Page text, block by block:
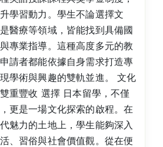
學習動力。學生不論選擇文
醫療等領域，皆能找到具備國
專業指導。這種高度多元的教
請者都能依據自身需求打造專
學術與興趣的雙軌並進。 文化
重豐收 選擇 日本留學，不僅
更是一場文化探索的啟程。在
魅力的土地上，學生能夠深入
、習俗與社會價值觀。從在便